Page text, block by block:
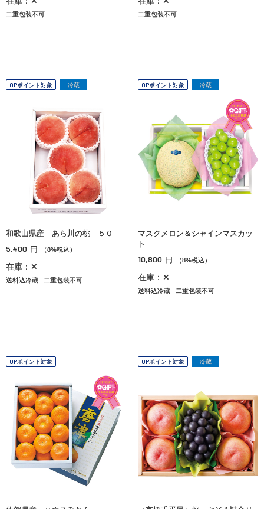
二重包装不可 二重包装不可
OPポイント対象 冷蔵
和歌山県産 あら川の桃 ５０
5,400 円 （8%税込）
在庫：✕
送料込冷蔵 二重包装不可
OPポイント対象 冷蔵
マスクメロン＆シャインマスカッ
ト
10,800 円 （8%税込）
在庫：✕
送料込冷蔵 二重包装不可
OPポイント対象 OPポイント対象 冷蔵